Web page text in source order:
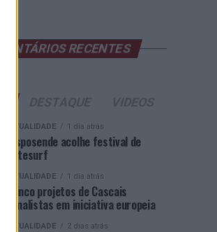
RECENTES
ATUALIDADE 1 dia atrás
Esposende acolhe festival de
kitesurf
ATUALIDADE 1 dia atrás
Cinco projetos de Cascais
finalistas em iniciativa europeia
ATUALIDADE 2 dias atrás